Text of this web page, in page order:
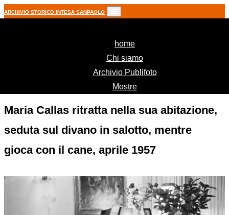
ARCHIVIO STORICO INTESA SANPAOLO
home(current)
Chi siamo
Archivio Publifoto
Mostre
Maria Callas ritratta nella sua abitazione,
seduta sul divano in salotto, mentre
gioca con il cane, aprile 1957